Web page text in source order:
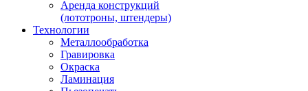
Аренда конструкций
(лототроны, штендеры)
Технологии
Металлообработка
Гравировка
Окраска
Ламинация